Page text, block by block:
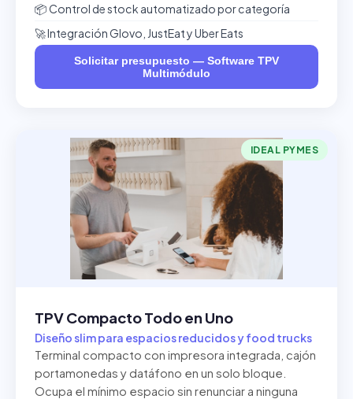
📦 Control de stock automatizado por categoría
🚀 Integración Glovo, JustEat y Uber Eats
Solicitar presupuesto — Software TPV
Multimódulo
IDEAL PYMES
TPV Compacto Todo en Uno
Diseño slim para espacios reducidos y food trucks
Terminal compacto con impresora integrada, cajón
portamonedas y datáfono en un solo bloque.
Ocupa el mínimo espacio sin renunciar a ninguna